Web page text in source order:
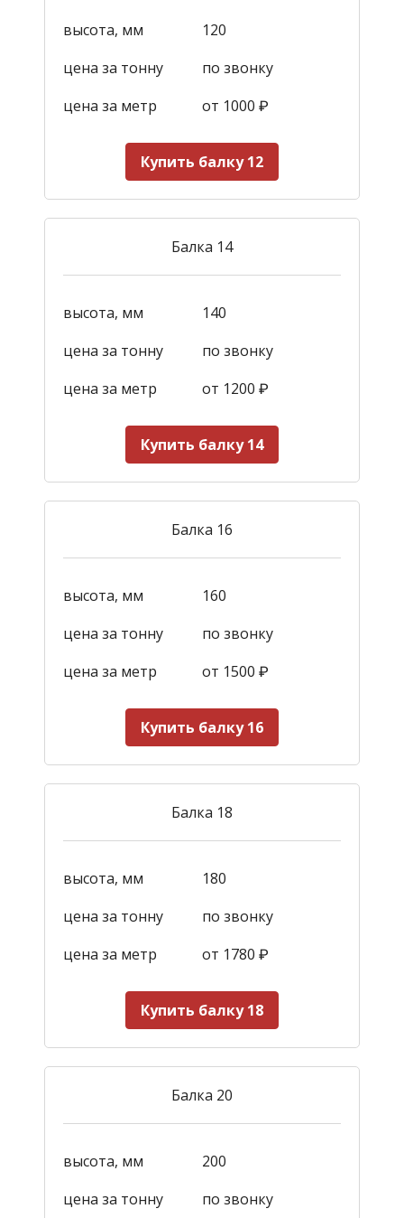
высота, мм
120
цена за тонну
по звонку
цена за метр
от 1000 ₽
Купить балку 12
Балка 14
высота, мм
140
цена за тонну
по звонку
цена за метр
от 1200 ₽
Купить балку 14
Балка 16
высота, мм
160
цена за тонну
по звонку
цена за метр
от 1500 ₽
Купить балку 16
Балка 18
высота, мм
180
цена за тонну
по звонку
цена за метр
от 1780 ₽
Купить балку 18
Балка 20
высота, мм
200
цена за тонну
по звонку